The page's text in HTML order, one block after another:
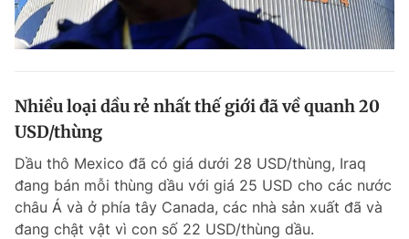
Nhiều loại dầu rẻ nhất thế giới đã về quanh 20
USD/thùng
Dầu thô Mexico đã có giá dưới 28 USD/thùng, Iraq
đang bán mỗi thùng dầu với giá 25 USD cho các nước
châu Á và ở phía tây Canada, các nhà sản xuất đã và
đang chật vật vì con số 22 USD/thùng dầu.